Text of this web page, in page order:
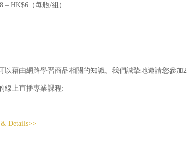
– HK$6（每瓶/組）
藉由網路學習商品相關的知識。我們誠摯地邀請您參加
線上直播專業課程:
Details>>